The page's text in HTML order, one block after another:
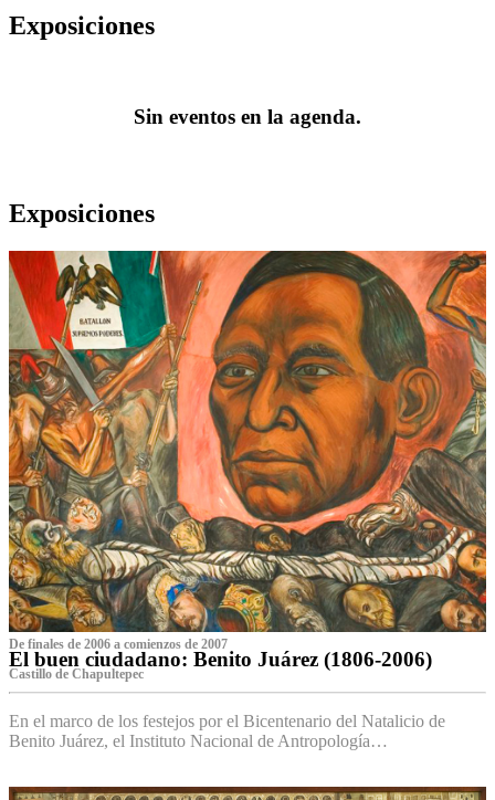
Exposiciones
Sin eventos en la agenda.
Exposiciones
De finales de 2006 a comienzos de 2007
El buen ciudadano: Benito Juárez (1806-2006)
Castillo de Chapultepec
En el marco de los festejos por el Bicentenario del Natalicio de
Benito Juárez, el Instituto Nacional de Antropología…